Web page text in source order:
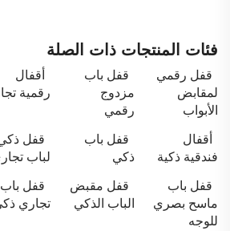
فئات المنتجات ذات الصلة
قفل رقمي
لمقابض
الأبواب
قفل باب
مزدوج
رقمي
أقفال
رقمية
أقفال
فندقية ذكية
قفل باب
ذكي
قفل
لباب
قفل باب
ماسح بصري
للوجه
قفل مقبض
الباب الذكي
قفل باب
تجاري